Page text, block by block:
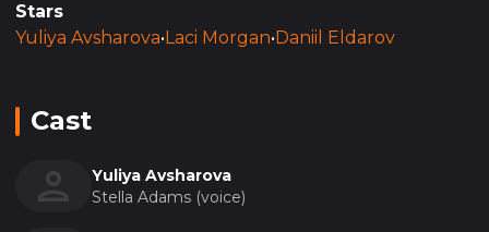
Stars
Yuliya Avsharova• Laci Morgan• Daniil Eldarov
Cast
Yuliya Avsharova
Stella Adams (voice)